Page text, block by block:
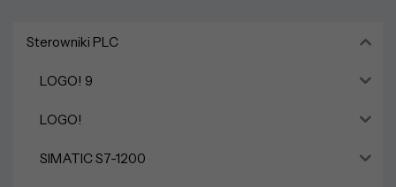
Sterowniki PLC
LOGO! 9
LOGO!
SIMATIC S7-1200